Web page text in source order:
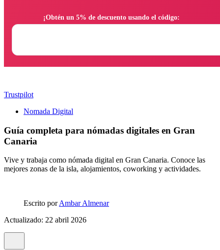
Trustpilot
Nomada Digital
Guía completa para nómadas digitales en Gran
Canaria
Vive y trabaja como nómada digital en Gran Canaria. Conoce las
mejores zonas de la isla, alojamientos, coworking y actividades.
Escrito porAmbar Almenar
Actualizado: 22 abril 2026